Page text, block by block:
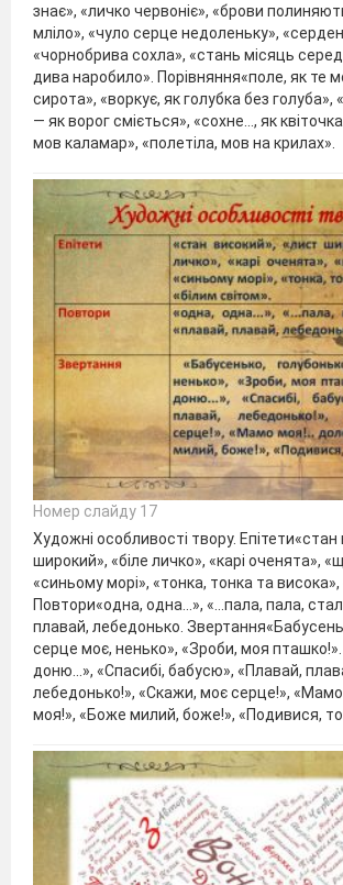
знає», «личко червоніє», «брови
мліло», «чуло серце недоленьку»,
«чорнобрива сохла», «стань місяць серед
дива наробило». Порівняння«поле, як те
сирота», «воркує, як голубка без голуба»,
— як ворог сміється», «сохне..., як
мов каламар», «полетіла, мов на крилах».
Номер слайду 17
Художні особливості твору.
широкий», «біле личко», «карі оченята»,
«синьому морі», «тонка, тонка та висока»,
Повтори«одна, одна...», «...пала, пала,
плавай, лебедонько.
серце моє, ненько», «Зроби, моя
доню...», «Спасибі, бабусю», «Плавай,
лебедонько!», «Скажи, моє серце!»,
моя!», «Боже милий, боже!», «Подивися,